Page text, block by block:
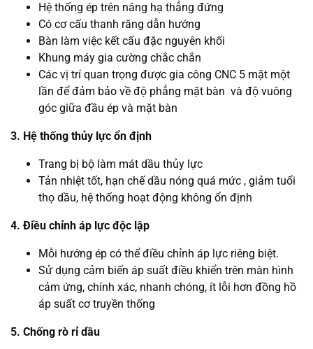
Hệ thống ép trên nâng hạ thẳng đứng
Có cơ cấu thanh răng dẫn hướng
Bàn làm việc kết cấu đặc nguyên khối
Khung máy gia cường chắc chắn
Các vị trí quan trọng được gia công CNC 5 mặt một
lần để đảm bảo về độ phẳng mặt bàn và độ vuông
góc giữa đầu ép và mặt bàn
3. Hệ thống thủy lực ổn định
Trang bị bộ làm mát dầu thủy lực
Tản nhiệt tốt, hạn chế dầu nóng quá mức , giảm tuổi
thọ dầu, hệ thống hoạt động không ổn định
4. Điều chỉnh áp lực độc lập
Mỗi hướng ép có thể điều chỉnh áp lực riêng biệt.
Sử dụng cảm biến áp suất điều khiển trên màn hình
cảm ứng, chính xác, nhanh chóng, ít lỗi hơn đồng hồ
áp suất cơ truyền thống
5. Chống rò rỉ dầu